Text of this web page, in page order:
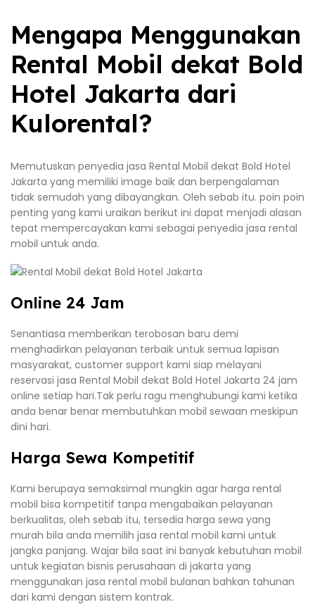
Mengapa Menggunakan
Rental Mobil dekat Bold
Hotel Jakarta dari
Kulorental?
Memutuskan penyedia jasa Rental Mobil dekat Bold Hotel
Jakarta yang memiliki image baik dan berpengalaman
tidak semudah yang dibayangkan. Oleh sebab itu. poin poin
penting yang kami uraikan berikut ini dapat menjadi alasan
tepat mempercayakan kami sebagai penyedia jasa rental
mobil untuk anda.
Online 24 Jam
Senantiasa memberikan terobosan baru demi
menghadirkan pelayanan terbaik untuk semua lapisan
masyarakat, customer support kami siap melayani
reservasi jasa Rental Mobil dekat Bold Hotel Jakarta 24 jam
online setiap hari.Tak perlu ragu menghubungi kami ketika
anda benar benar membutuhkan mobil sewaan meskipun
dini hari.
Harga Sewa Kompetitif
Kami berupaya semaksimal mungkin agar harga rental
mobil bisa kompetitif tanpa mengabaikan pelayanan
berkualitas, oleh sebab itu, tersedia harga sewa yang
murah bila anda memilih jasa rental mobil kami untuk
jangka panjang. Wajar bila saat ini banyak kebutuhan mobil
untuk kegiatan bisnis perusahaan di jakarta yang
menggunakan jasa rental mobil bulanan bahkan tahunan
dari kami dengan sistem kontrak.